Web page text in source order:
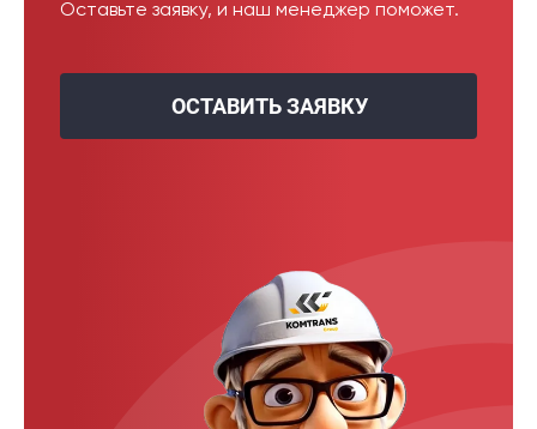
Оставьте заявку, и наш менеджер поможет.
ОСТАВИТЬ ЗАЯВКУ